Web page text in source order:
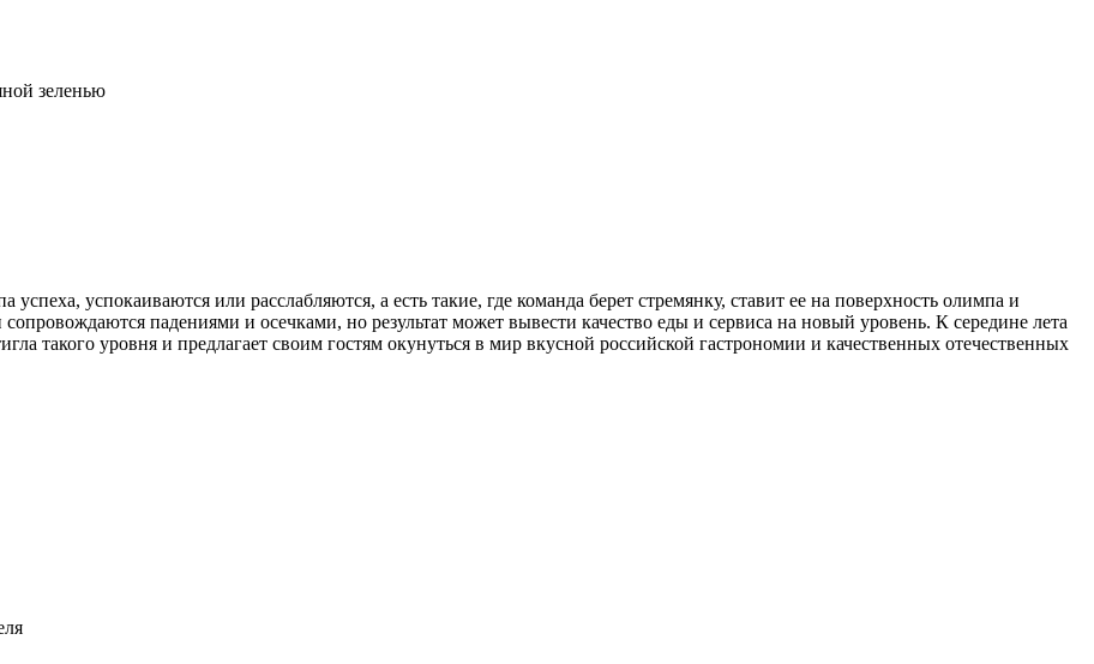
успокаиваются или расслабляются, а есть такие, где команда берет стремянку, ставит ее на поверхность олимпа и
падениями и осечками, но результат может вывести качество еды и сервиса на новый уровень. К середине лета
такого уровня и предлагает своим гостям окунуться в мир вкусной российской гастрономии и качественных отечественных